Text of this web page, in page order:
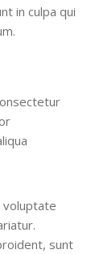
in culpa qui
voluptate
sunt